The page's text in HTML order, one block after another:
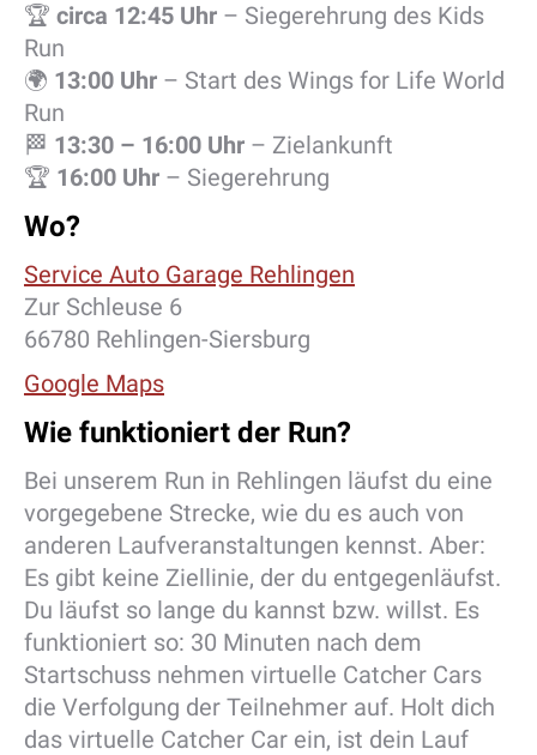
🏆 circa 12:45 Uhr – Siegerehrung des Kids
Run
🌍 13:00 Uhr – Start des Wings for Life World
Run
🏁 13:30 – 16:00 Uhr – Zielankunft
🏆 16:00 Uhr – Siegerehrung
Wo?
Service Auto Garage Rehlingen
Zur Schleuse 6
66780 Rehlingen-Siersburg
Google Maps
Wie funktioniert der Run?
Bei unserem Run in Rehlingen läufst du eine
vorgegebene Strecke, wie du es auch von
anderen Laufveranstaltungen kennst. Aber:
Es gibt keine Ziellinie, der du entgegenläufst.
Du läufst so lange du kannst bzw. willst. Es
funktioniert so: 30 Minuten nach dem
Startschuss nehmen virtuelle Catcher Cars
die Verfolgung der Teilnehmer auf. Holt dich
das virtuelle Catcher Car ein, ist dein Lauf